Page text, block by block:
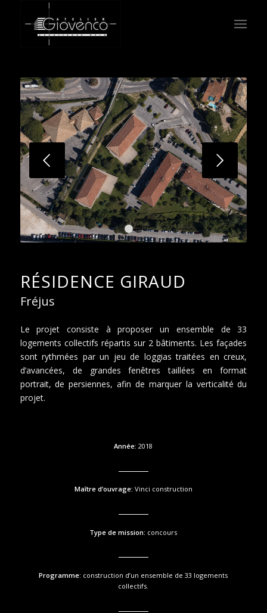
Suivant
1 2
RÉSIDENCE GIRAUD
Fréjus
Le projet consiste à proposer un ensemble de 33
logements collectifs répartis sur 2 bâtiments. Les façades
sont rythmées par un jeu de loggias traitées en creux,
d’avancées, de grandes fenêtres taillées en format
portrait, de persiennes, afin de marquer la verticalité du
projet.
Année:2018
Maître d’ouvrage: Vinci construction
Type de mission: concours
Programme: construction d’un ensemble de 33 logements
collectifs.